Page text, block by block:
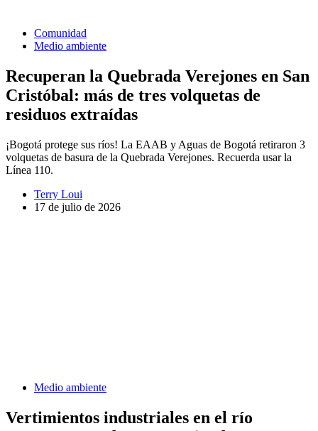
Comunidad
Medio ambiente
Recuperan la Quebrada Verejones en San
Cristóbal: más de tres volquetas de
residuos extraídas
¡Bogotá protege sus ríos! La EAAB y Aguas de Bogotá retiraron 3
volquetas de basura de la Quebrada Verejones. Recuerda usar la
Línea 110.
Terry Loui
17 de julio de 2026
Medio ambiente
Vertimientos industriales en el río